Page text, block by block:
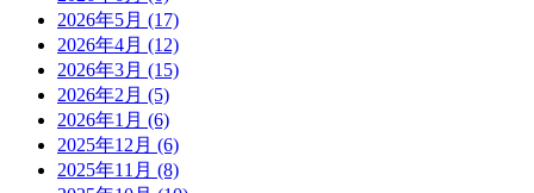
2026年5月 (17)
2026年4月 (12)
2026年3月 (15)
2026年2月 (5)
2026年1月 (6)
2025年12月 (6)
2025年11月 (8)